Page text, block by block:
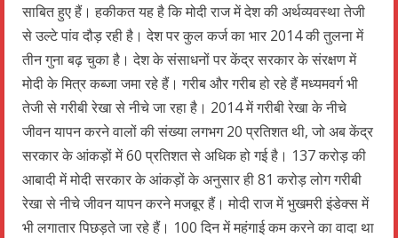
साबित हुए हैं। हकीकत यह है कि मोदी राज में देश की अर्थव्यवस्था तेजी
से उल्टे पांव दौड़ रही है। देश पर कुल कर्ज का भार 2014 की तुलना में
तीन गुना बढ़ चुका है। देश के संसाधनों पर केंद्र सरकार के संरक्षण में
मोदी के मित्र कब्जा जमा रहे हैं। गरीब और गरीब हो रहे हैं मध्यमवर्ग भी
तेजी से गरीबी रेखा से नीचे जा रहा है। 2014 में गरीबी रेखा के नीचे
जीवन यापन करने वालों की संख्या लगभग 20 प्रतिशत थी, जो अब केंद्र
सरकार के आंकड़ों में 60 प्रतिशत से अधिक हो गई है। 137 करोड़ की
आबादी में मोदी सरकार के आंकड़ों के अनुसार ही 81 करोड़ लोग गरीबी
रेखा से नीचे जीवन यापन करने मजबूर हैं। मोदी राज में भुखमरी इंडेक्स में
भी लगातार पिछड़ते जा रहे हैं। 100 दिन में महंगाई कम करने का वादा था